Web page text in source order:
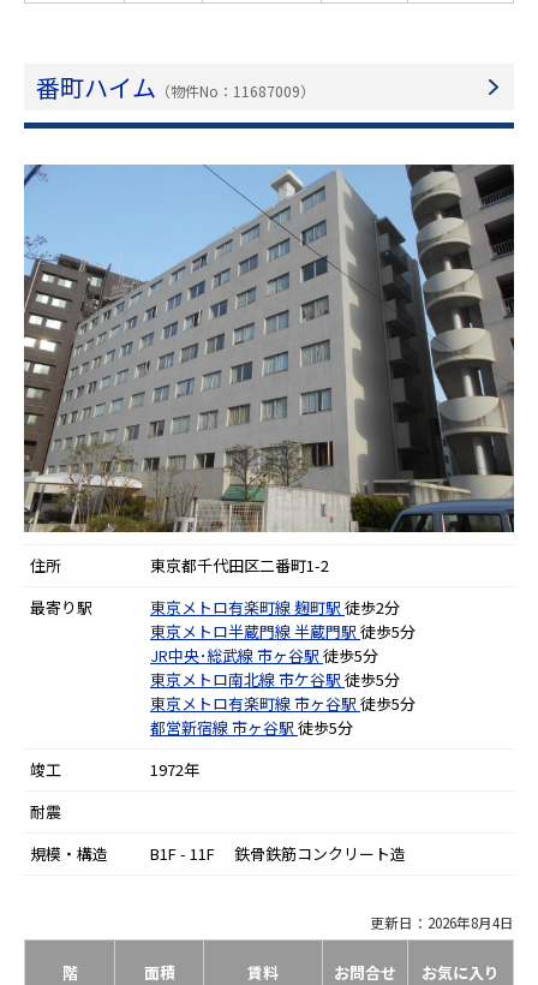
番町ハイム （物件No：11687009）
住所
東京都千代田区二番町1-2
最寄り駅
東京メトロ有楽町線麹町駅 徒歩2分
東京メトロ半蔵門線半蔵門駅 徒歩5分
JR中央･総武線市ヶ谷駅 徒歩5分
東京メトロ南北線市ケ谷駅 徒歩5分
東京メトロ有楽町線市ヶ谷駅 徒歩5分
都営新宿線市ヶ谷駅 徒歩5分
竣工
1972年
耐震
規模・構造
B1F - 11F 鉄骨鉄筋コンクリート造
更新日：2026年8月4日
階 面積 賃料 お問合せ お気に入り